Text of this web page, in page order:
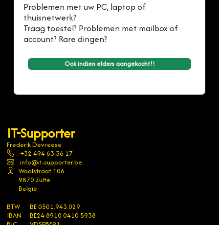
Problemen met uw PC, laptop of
thuisnetwerk?
Traag toestel? Problemen met mailbox of
account? Rare dingen?
Ook indien elders aangekocht!!
IT-Supporter
Frederik Devreese
+32 494 63 36 17
info@it-supporter.be
Waalstraat 106
9870 Zulte
België
BTW
BE 0501.943.029
IBAN
BE24 8910 0410 5938